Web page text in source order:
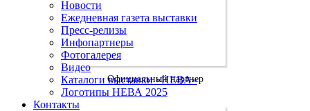
Новости
Ежедневная газета выставки
Пресс-релизы
Инфопартнеры
Фотогалерея
Видео
Каталоги выставки «НЕВА»
Логотипы НЕВА 2025
Контакты
Официальный партнер